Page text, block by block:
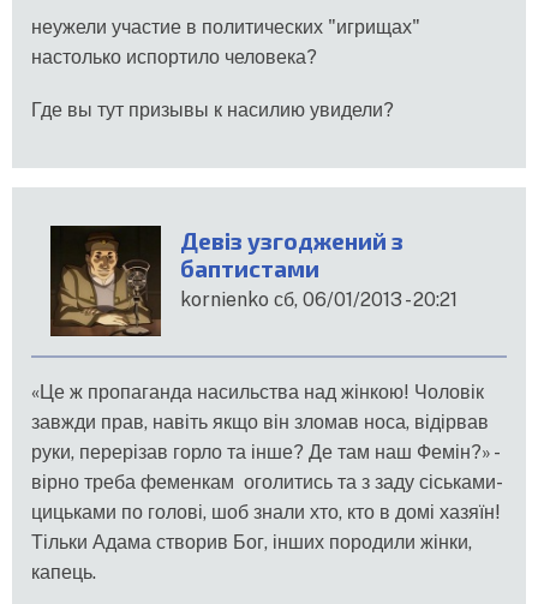
неужели участие в политических "игрищах"
настолько испортило человека?
Где вы тут призывы к насилию увидели?
Девіз узгоджений з
баптистами
kornienko сб, 06/01/2013 - 20:21
«Це ж пропаганда насильства над жінкою! Чоловік
завжди прав, навіть якщо він зломав носа, відірвав
руки, перерізав горло та інше? Де там наш Фемін?» -
вірно треба феменкам оголитись та з заду сіськами-
цицьками по голові, шоб знали хто, кто в домі хазяїн!
Тільки Адама створив Бог, інших породили жінки,
капець.